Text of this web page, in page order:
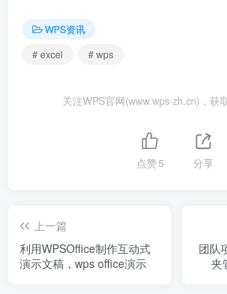
WPS资讯
# excel
# wps
关注WPS官网(www.wps-zh.cn)，获
点赞5 分享
上一篇
利用WPSOffice制作互动式
演示文稿，wps office演示
团队
夹